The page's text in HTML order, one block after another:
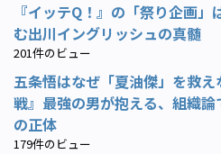
『イッテQ！』の「祭り企画
む出川イングリッシュの真髄
201件のビュー
五条悟はなぜ「夏油傑」を救
戦』最強の男が抱える、組織論
の正体
179件のビュー